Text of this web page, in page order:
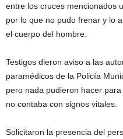
entre los cruces mencionados
por lo que no pudo frenar y lo
el cuerpo del hombre.
Testigos dieron aviso a las
paramédicos de la Policía
pero nada pudieron hacer
no contaba con signos vitales.
Solicitaron la presencia del